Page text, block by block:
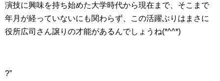
演技に興味を持ち始めた大学時代から現在まで、そこまで
年月が経っていないにも関わらず、この活躍ぶりはまさに
役所広司さん譲りの才能があるんでしょうね(*^^*)
?”